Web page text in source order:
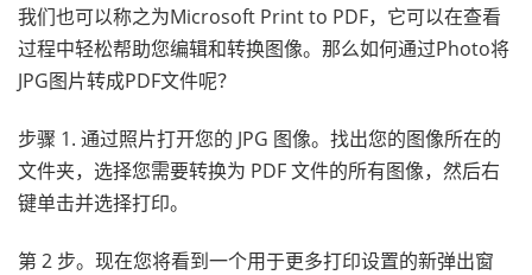
我们也可以称之为Microsoft Print to PDF，它可以在查看
过程中轻松帮助您编辑和转换图像。那么如何通过Photo将
JPG图片转成PDF文件呢？
步骤 1. 通过照片打开您的 JPG 图像。找出您的图像所在的
文件夹，选择您需要转换为 PDF 文件的所有图像，然后右
键单击并选择打印。
第 2 步。现在您将看到一个用于更多打印设置的新弹出窗